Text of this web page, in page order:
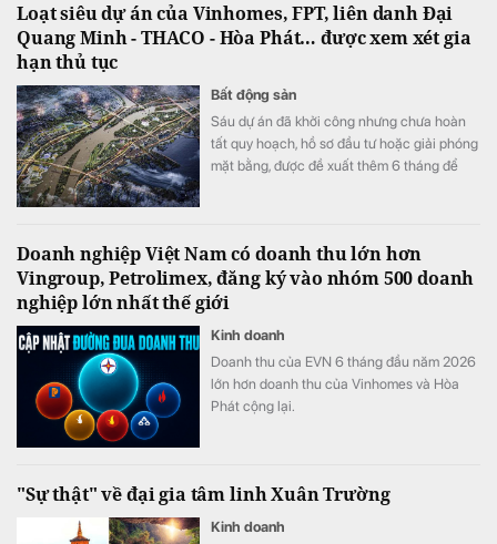
Loạt siêu dự án của Vinhomes, FPT, liên danh Đại
Quang Minh - THACO - Hòa Phát… được xem xét gia
hạn thủ tục
Bất động sản
Sáu dự án đã khởi công nhưng chưa hoàn
tất quy hoạch, hồ sơ đầu tư hoặc giải phóng
mặt bằng, được đề xuất thêm 6 tháng để
Doanh nghiệp Việt Nam có doanh thu lớn hơn
Vingroup, Petrolimex, đăng ký vào nhóm 500 doanh
nghiệp lớn nhất thế giới
Kinh doanh
Doanh thu của EVN 6 tháng đầu năm 2026
lớn hơn doanh thu của Vinhomes và Hòa
Phát cộng lại.
"Sự thật" về đại gia tâm linh Xuân Trường
Kinh doanh